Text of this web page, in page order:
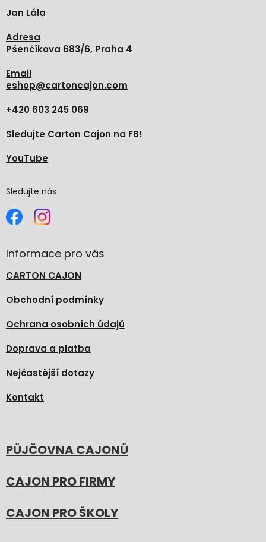
Jan Lála
Adresa
Pšenčíkova 683/6, Praha 4
Email
eshop@cartoncajon.com
+420 603 245 069
Sledujte Carton Cajon na FB!
YouTube
Sledujte nás
Informace pro vás
CARTON CAJON
Obchodní podmínky
Ochrana osobních údajů
Doprava a platba
Nejčastější dotazy
Kontakt
PŮJČOVNA CAJONŮ
CAJON PRO FIRMY
CAJON PRO ŠKOLY